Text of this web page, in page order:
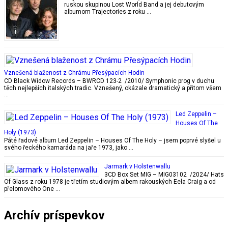
ruskou skupinou Lost World Band a jej debutovým
albumom Trajectories z roku …
Vznešená blaženost z Chrámu Přesýpacích Hodin
CD Black Widow Records ‎– BWRCD 123-2 /2010/ Symphonic prog v duchu
těch nejlepších italských tradic. Vznešený, okázale dramatický a přitom všem
…
Led Zeppelin –
Houses Of The
Holy (1973)
Páté řadové album Led Zeppelin – Houses Of The Holy – jsem poprvé slyšel u
svého řeckého kamaráda na jaře 1973, jako …
Jarmark v Holstenwallu
3CD Box Set MIG – MIG03102 /2024/ Hats
Of Glass z roku 1978 je třetím studiovým albem rakouských Eela Craig a od
přelomového One …
Archív príspevkov